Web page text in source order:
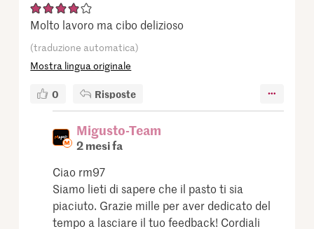
Molto lavoro ma cibo delizioso
(traduzione automatica)
Mostra lingua originale
0 Risposte
Migusto-Team
2 mesi fa
Ciao rm97
Siamo lieti di sapere che il pasto ti sia
piaciuto. Grazie mille per aver dedicato del
tempo a lasciare il tuo feedback! Cordiali